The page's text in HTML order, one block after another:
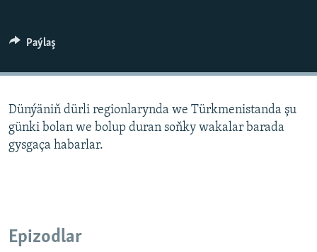
Paýlaş
Dünýäniň dürli regionlarynda we Türkmenistanda şu
günki bolan we bolup duran soňky wakalar barada
gysgaça habarlar.
Epizodlar